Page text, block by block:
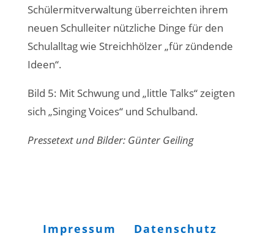
Schülermitverwaltung überreichten ihrem
neuen Schulleiter nützliche Dinge für den
Schulalltag wie Streichhölzer „für zündende
Ideen“.
Bild 5: Mit Schwung und „little Talks“ zeigten
sich „Singing Voices“ und Schulband.
Pressetext und Bilder: Günter Geiling
Impressum Datenschutz